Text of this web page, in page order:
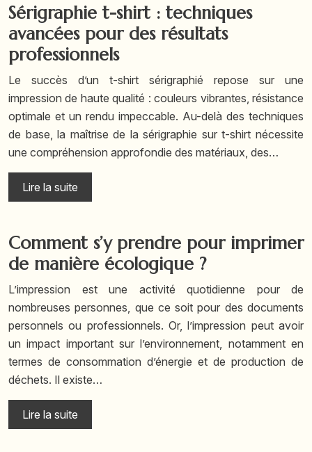
Sérigraphie t-shirt : techniques
avancées pour des résultats
professionnels
Le succès d’un t-shirt sérigraphié repose sur une
impression de haute qualité : couleurs vibrantes, résistance
optimale et un rendu impeccable. Au-delà des techniques
de base, la maîtrise de la sérigraphie sur t-shirt nécessite
une compréhension approfondie des matériaux, des…
Lire la suite
Comment s’y prendre pour imprimer
de manière écologique ?
L’impression est une activité quotidienne pour de
nombreuses personnes, que ce soit pour des documents
personnels ou professionnels. Or, l’impression peut avoir
un impact important sur l’environnement, notamment en
termes de consommation d’énergie et de production de
déchets. Il existe…
Lire la suite